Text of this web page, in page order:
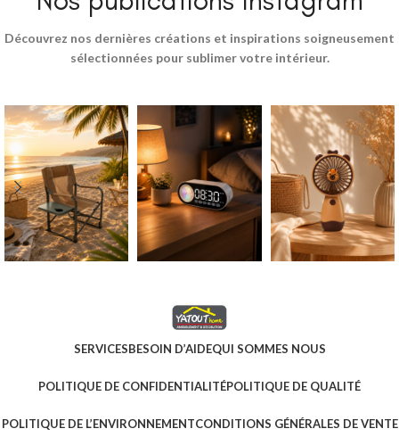
Découvrez nos dernières créations et inspirations soigneusement
sélectionnées pour sublimer votre intérieur.
SERVICESBESOIN D’AIDEQUI SOMMES NOUS
POLITIQUE DE CONFIDENTIALITÉPOLITIQUE DE QUALITÉ
POLITIQUE DE L’ENVIRONNEMENTCONDITIONS GÉNÉRALES DE VENTE